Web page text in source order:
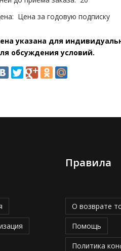
Цена за годовую подписку
указана для
обсуждения условий.
Правила
О возврате
Помощь
Политика